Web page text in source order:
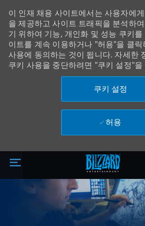
Skip to main content
이 인재 채용 사이트에서는 사용자에
을 제공하고 사이트 트래픽을 분석하
기 위하여 기능, 개인화 및 성능 쿠키
이트를 계속 이용하거나 "허용"을 클
사용에 동의하는 것이 됩니다. 자세한
쿠키 사용을 중단하려면 "쿠키 설정"을
쿠키 설정
허용
주 콘텐츠로 건너뛰기